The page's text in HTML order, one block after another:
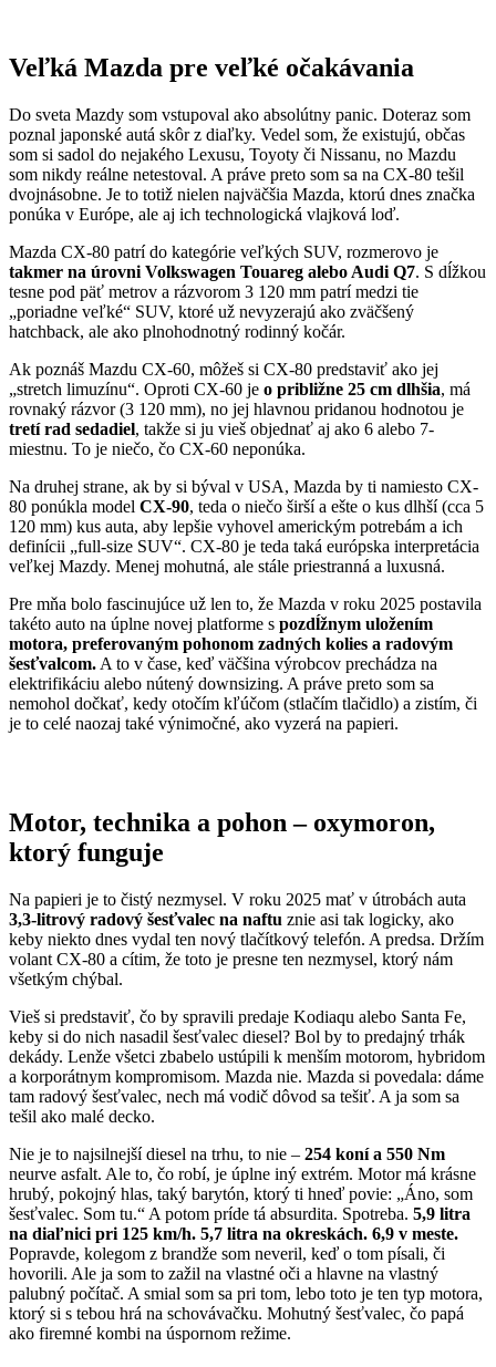
Veľká Mazda pre veľké očakávania
Do sveta Mazdy som vstupoval ako absolútny panic. Doteraz som
poznal japonské autá skôr z diaľky. Vedel som, že existujú, občas
som si sadol do nejakého Lexusu, Toyoty či Nissanu, no Mazdu
som nikdy reálne netestoval. A práve preto som sa na CX-80 tešil
dvojnásobne. Je to totiž nielen najväčšia Mazda, ktorú dnes značka
ponúka v Európe, ale aj ich technologická vlajková loď.
Mazda CX-80 patrí do kategórie veľkých SUV, rozmerovo je
takmer na úrovni Volkswagen Touareg alebo Audi Q7. S dĺžkou
tesne pod päť metrov a rázvorom 3 120 mm patrí medzi tie
„poriadne veľké“ SUV, ktoré už nevyzerajú ako zväčšený
hatchback, ale ako plnohodnotný rodinný kočár.
Ak poznáš Mazdu CX-60, môžeš si CX-80 predstaviť ako jej
„stretch limuzínu“. Oproti CX-60 je o približne 25 cm dlhšia, má
rovnaký rázvor (3 120 mm), no jej hlavnou pridanou hodnotou je
tretí rad sedadiel, takže si ju vieš objednať aj ako 6 alebo 7-
miestnu. To je niečo, čo CX-60 neponúka.
Na druhej strane, ak by si býval v USA, Mazda by ti namiesto CX-
80 ponúkla model CX-90, teda o niečo širší a ešte o kus dlhší (cca 5
120 mm) kus auta, aby lepšie vyhovel americkým potrebám a ich
definícii „full-size SUV“. CX-80 je teda taká európska interpretácia
veľkej Mazdy. Menej mohutná, ale stále priestranná a luxusná.
Pre mňa bolo fascinujúce už len to, že Mazda v roku 2025 postavila
takéto auto na úplne novej platforme s pozdĺžnym uložením
motora, preferovaným pohonom zadných kolies a radovým
šesťvalcom. A to v čase, keď väčšina výrobcov prechádza na
elektrifikáciu alebo nútený downsizing. A práve preto som sa
nemohol dočkať, kedy otočím kľúčom (stlačím tlačidlo) a zistím, či
je to celé naozaj také výnimočné, ako vyzerá na papieri.
Motor, technika a pohon – oxymoron,
ktorý funguje
Na papieri je to čistý nezmysel. V roku 2025 mať v útrobách auta
3,3-litrový radový šesťvalec na naftu znie asi tak logicky, ako
keby niekto dnes vydal ten nový tlačítkový telefón. A predsa. Držím
volant CX-80 a cítim, že toto je presne ten nezmysel, ktorý nám
všetkým chýbal.
Vieš si predstaviť, čo by spravili predaje Kodiaqu alebo Santa Fe,
keby si do nich nasadil šesťvalec diesel? Bol by to predajný trhák
dekády. Lenže všetci zbabelo ustúpili k menším motorom, hybridom
a korporátnym kompromisom. Mazda nie. Mazda si povedala: dáme
tam radový šesťvalec, nech má vodič dôvod sa tešiť. A ja som sa
tešil ako malé decko.
Nie je to najsilnejší diesel na trhu, to nie – 254 koní a 550 Nm
neurve asfalt. Ale to, čo robí, je úplne iný extrém. Motor má krásne
hrubý, pokojný hlas, taký barytón, ktorý ti hneď povie: „Áno, som
šesťvalec. Som tu.“ A potom príde tá absurdita. Spotreba. 5,9 litra
na diaľnici pri 125 km/h. 5,7 litra na okreskách. 6,9 v meste.
Popravde, kolegom z brandže som neveril, keď o tom písali, či
hovorili. Ale ja som to zažil na vlastné oči a hlavne na vlastný
palubný počítač. A smial som sa pri tom, lebo toto je ten typ motora,
ktorý si s tebou hrá na schovávačku. Mohutný šesťvalec, čo papá
ako firemné kombi na úspornom režime.